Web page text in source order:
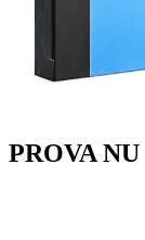
PROVA NU